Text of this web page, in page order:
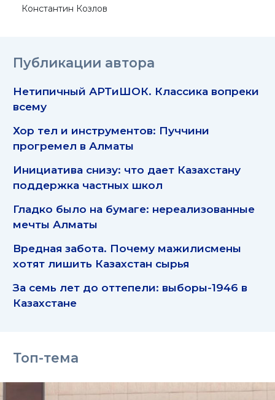
Константин Козлов
Публикации автора
Нетипичный АРТиШОК. Классика вопреки
всему
Хор тел и инструментов: Пуччини
прогремел в Алматы
Инициатива снизу: что дает Казахстану
поддержка частных школ
Гладко было на бумаге: нереализованные
мечты Алматы
Вредная забота. Почему мажилисмены
хотят лишить Казахстан сырья
За семь лет до оттепели: выборы-1946 в
Казахстане
Топ-тема